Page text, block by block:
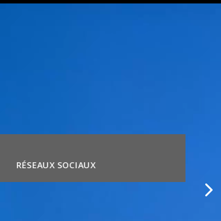
RÉSEAUX SOCIAUX